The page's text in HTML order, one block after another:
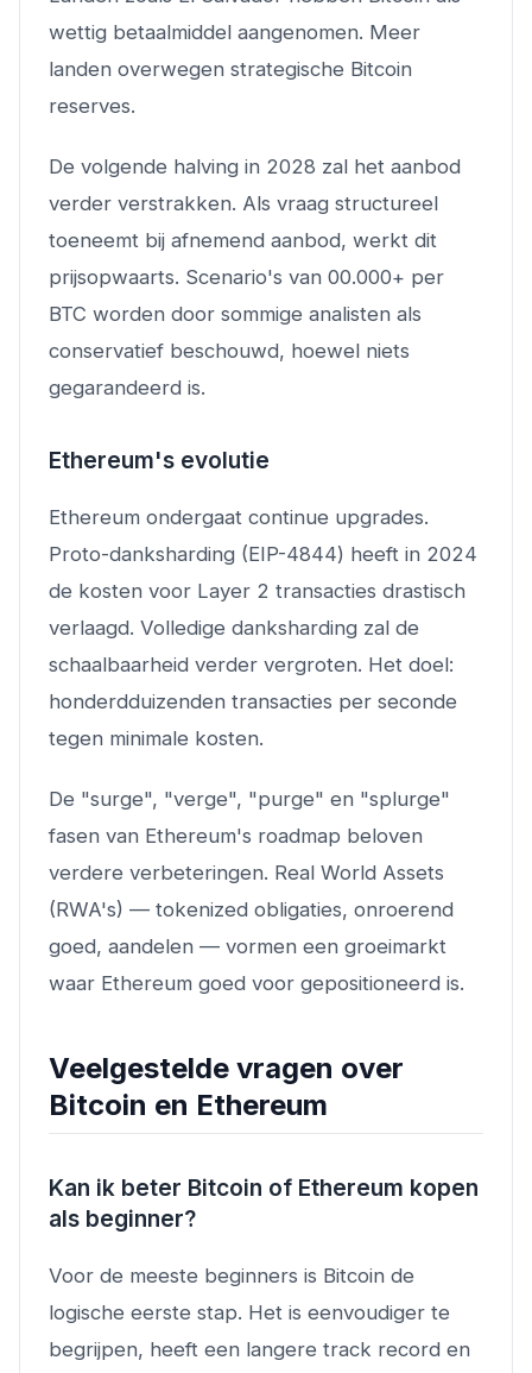
wettig betaalmiddel aangenomen. Meer
landen overwegen strategische Bitcoin
reserves.
De volgende halving in 2028 zal het aanbod
verder verstrakken. Als vraag structureel
toeneemt bij afnemend aanbod, werkt dit
prijsopwaarts. Scenario's van 00.000+ per
BTC worden door sommige analisten als
conservatief beschouwd, hoewel niets
gegarandeerd is.
Ethereum's evolutie
Ethereum ondergaat continue upgrades.
Proto-danksharding (EIP-4844) heeft in 2024
de kosten voor Layer 2 transacties drastisch
verlaagd. Volledige danksharding zal de
schaalbaarheid verder vergroten. Het doel:
honderdduizenden transacties per seconde
tegen minimale kosten.
De "surge", "verge", "purge" en "splurge"
fasen van Ethereum's roadmap beloven
verdere verbeteringen. Real World Assets
(RWA's) — tokenized obligaties, onroerend
goed, aandelen — vormen een groeimarkt
waar Ethereum goed voor gepositioneerd is.
Veelgestelde vragen over
Bitcoin en Ethereum
Kan ik beter Bitcoin of Ethereum kopen
als beginner?
Voor de meeste beginners is Bitcoin de
logische eerste stap. Het is eenvoudiger te
begrijpen, heeft een langere track record en